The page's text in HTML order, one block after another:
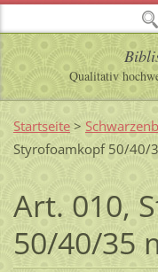
Qualitativ
Startseite >
Styrofoamkopf 50/40/
Art. 010,
50/40/35